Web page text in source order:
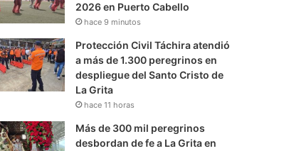
2026 en Puerto Cabello
hace 9 minutos
Protección Civil Táchira atendió
a más de 1.300 peregrinos en
despliegue del Santo Cristo de
La Grita
hace 11 horas
Más de 300 mil peregrinos
desbordan de fe a La Grita en